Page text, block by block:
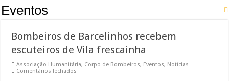
CONCESSÃO DE EXPLORAÇÃO DO GINÁSIO
De geração em geração…
Uma iniciativa do Motor Clube de Barcelos
Participação de Falecimento
Eventos
Bombeiros de Barcelinhos recebem
escuteiros de Vila frescainha
Associação Humanitária, Corpo de Bombeiros, Eventos, Notícias
Comentários fechados